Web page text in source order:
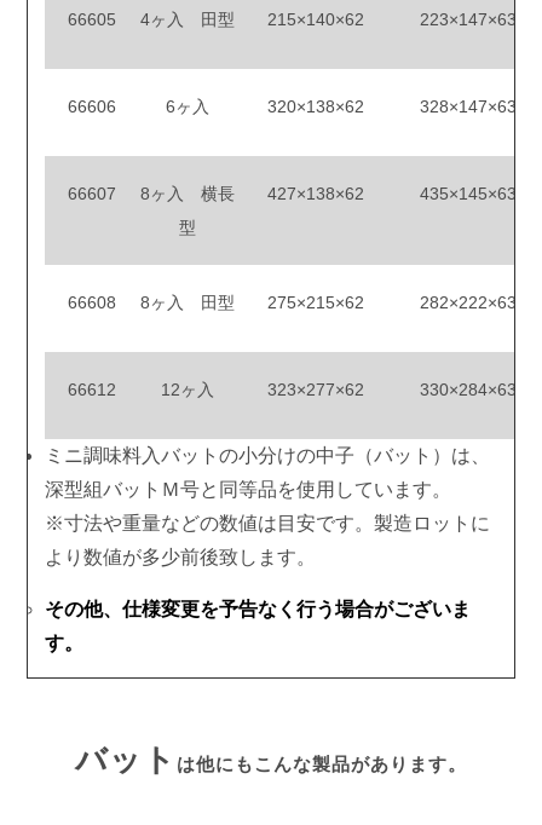
66605 4ヶ入 田型 215×140×62 223×147×63
66606 6ヶ入 320×138×62 328×147×63
66607
8ヶ入 横長
型
427×138×62 435×145×63
66608 8ヶ入 田型 275×215×62 282×222×63
66612 12ヶ入 323×277×62 330×284×63
ミニ調味料入バットの小分けの中子（バット）は、
深型組バットＭ号と同等品を使用しています。
※寸法や重量などの数値は目安です。製造ロットに
より数値が多少前後致します。
その他、仕様変更を予告なく行う場合がございま
す。
バット は他にもこんな製品があります。